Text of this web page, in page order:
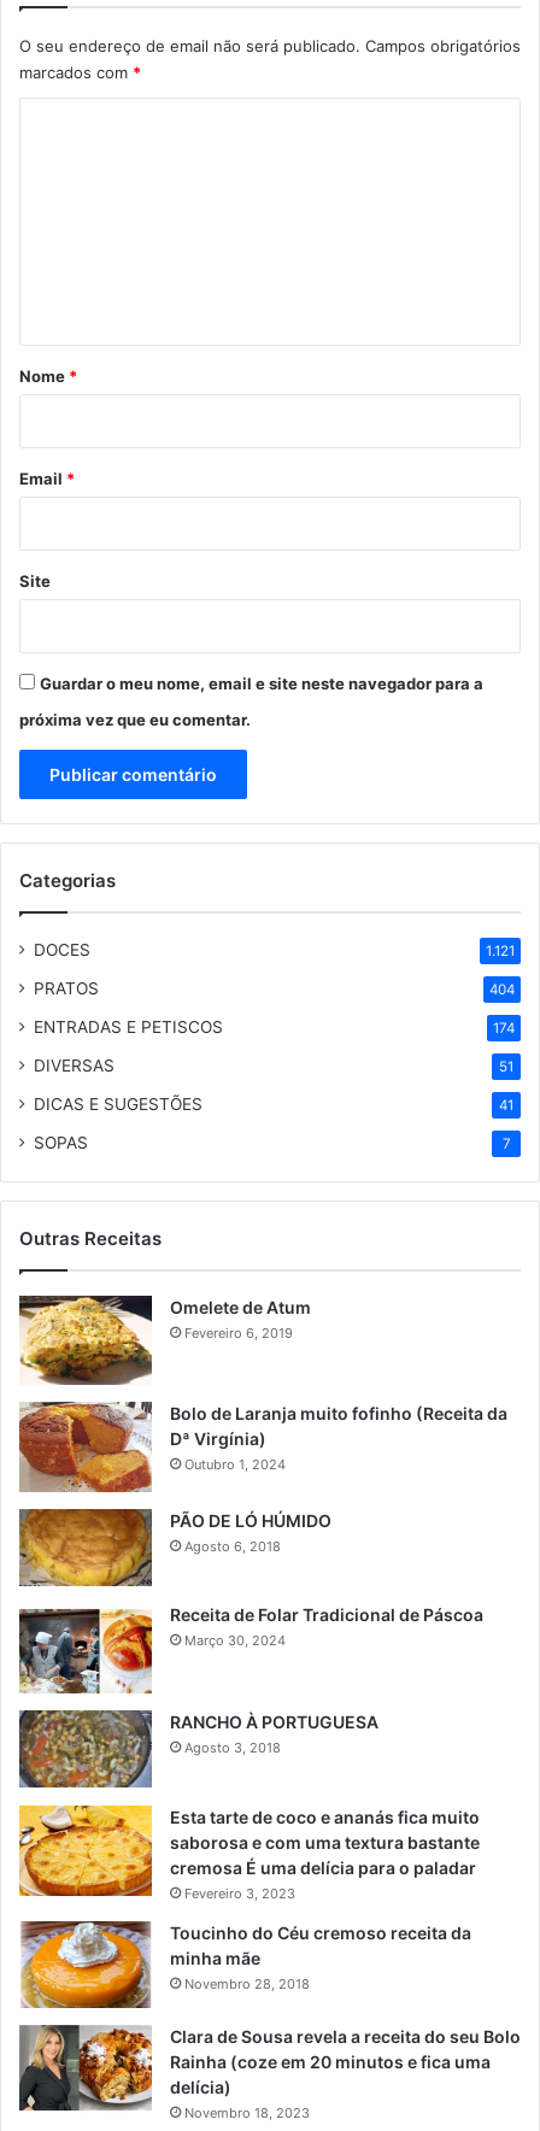
O seu endereço de email não será publicado. Campos obrigatórios
marcados com *
r
*
Nome *
Email *
Site
Guardar o meu nome, email e site neste navegador para a
próxima vez que eu comentar.
Categorias
DOCES 1.121
PRATOS 404
ENTRADAS E PETISCOS 174
DIVERSAS 51
DICAS E SUGESTÕES 41
SOPAS 7
Outras Receitas
Omelete de Atum
Fevereiro 6, 2019
Bolo de Laranja muito fofinho (Receita da
Dª Virgínia)
Outubro 1, 2024
PÃO DE LÓ HÚMIDO
Agosto 6, 2018
Receita de Folar Tradicional de Páscoa
Março 30, 2024
RANCHO À PORTUGUESA
Agosto 3, 2018
Esta tarte de coco e ananás fica muito
saborosa e com uma textura bastante
cremosa É uma delícia para o paladar
Fevereiro 3, 2023
Toucinho do Céu cremoso receita da
minha mãe
Novembro 28, 2018
Clara de Sousa revela a receita do seu Bolo
Rainha (coze em 20 minutos e fica uma
delícia)
Novembro 18, 2023